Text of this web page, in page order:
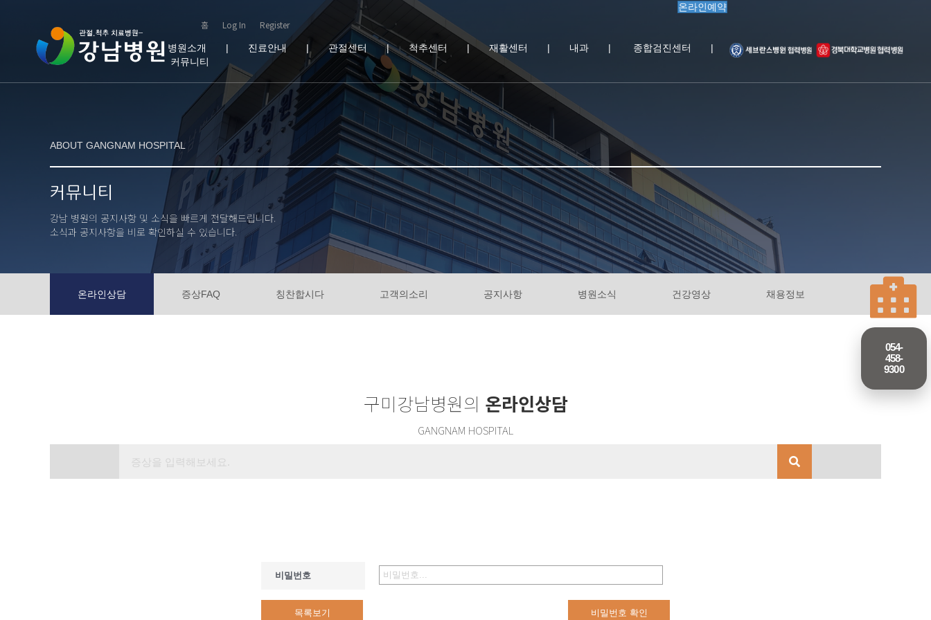
홈 Log In Register
온라인예약
병원소개 | 진료안내 |관절센터| 척추센터 |재활센터 | 내과 | 종합검진센터
|
커뮤니티
ABOUT GANGNAM HOSPITAL
커뮤니티
강남 병원의 공지사항 및 소식을 빠르게 전달해드립니다.
소식과 공지사항을 비로 확인하실 수 있습니다.
온라인상담 증상FAQ 칭찬합시다 고객의소리 공지사항 병원소식 건강영상 채용정보
구미강남병원의 온라인상담
GANGNAM HOSPITAL
비밀번호
목록보기 비밀번호 확인
054-
458-
9300